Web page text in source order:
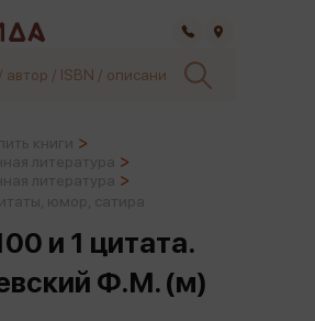
и 1 цитата.
Ф.М. (м)